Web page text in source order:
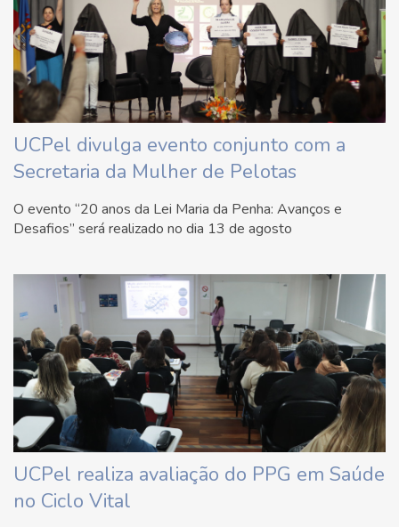
UCPel divulga evento conjunto com a
Secretaria da Mulher de Pelotas
O evento “20 anos da Lei Maria da Penha: Avanços e
Desafios” será realizado no dia 13 de agosto
UCPel realiza avaliação do PPG em Saúde
no Ciclo Vital